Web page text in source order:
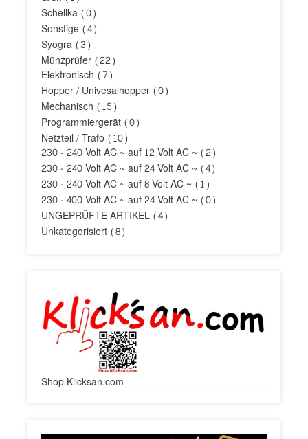
Schellka (0)
Sonstige (4)
Syogra (3)
Münzprüfer (22)
Elektronisch (7)
Hopper / Univesalhopper (0)
Mechanisch (15)
Programmiergerät (0)
Netzteil / Trafo (10)
230 - 240 Volt AC ~ auf 12 Volt AC ~ (2)
230 - 240 Volt AC ~ auf 24 Volt AC ~ (4)
230 - 240 Volt AC ~ auf 8 Volt AC ~ (1)
230 - 400 Volt AC ~ auf 24 Volt AC ~ (0)
UNGEPRÜFTE ARTIKEL (4)
Unkategorisiert (8)
Shop Klicksan.com